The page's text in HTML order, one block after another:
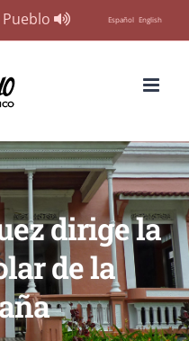
Español English
dirige la
de la